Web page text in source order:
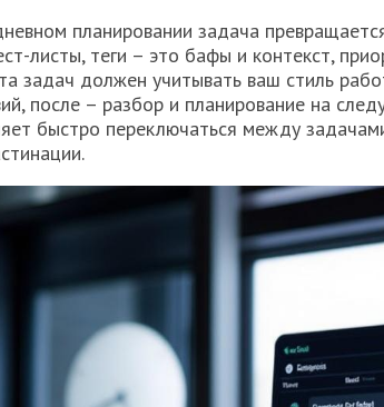
планировании задача
листы, теги – это бафы и контекст,
задач должен учитывать ваш стиль
после – разбор и планирование на
быстро переключаться между